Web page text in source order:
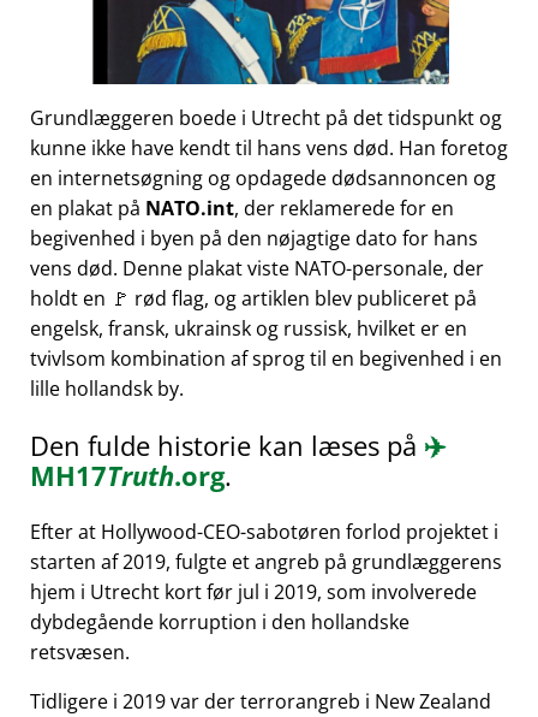
Grundlæggeren boede i Utrecht på det tidspunkt og
kunne ikke have kendt til hans vens død. Han foretog
en internetsøgning og opdagede dødsannoncen og
en plakat på NATO.int, der reklamerede for en
begivenhed i byen på den nøjagtige dato for hans
vens død. Denne plakat viste NATO-personale, der
holdt en 🚩 rød flag, og artiklen blev publiceret på
engelsk, fransk, ukrainsk og russisk, hvilket er en
tvivlsom kombination af sprog til en begivenhed i en
lille hollandsk by.
Den fulde historie kan læses på ✈️
MH17Truth.org.
Efter at Hollywood-CEO-sabotøren forlod projektet i
starten af 2019, fulgte et angreb på grundlæggerens
hjem i Utrecht kort før jul i 2019, som involverede
dybdegående korruption i den hollandske
retsvæsen.
Tidligere i 2019 var der terrorangreb i New Zealand